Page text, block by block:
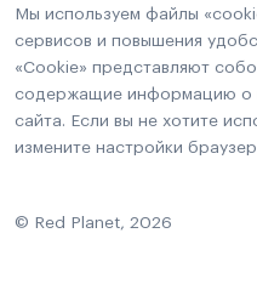
Мы используем файлы
сервисов и повышения
«Cookie» представляют
содержащие информацию о
сайта. Если вы не хотите
измените настройки
© Red Planet, 2026